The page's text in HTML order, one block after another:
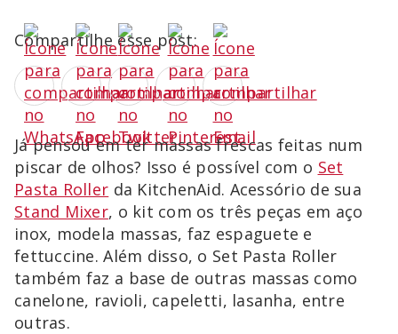
Compartilhe esse post:
Já pensou em ter massas frescas feitas num
piscar de olhos? Isso é possível com o Set
Pasta Roller da KitchenAid. Acessório de sua
Stand Mixer, o kit com os três peças em aço
inox, modela massas, faz espaguete e
fettuccine. Além disso, o Set Pasta Roller
também faz a base de outras massas como
canelone, ravioli, capeletti, lasanha, entre
outras.